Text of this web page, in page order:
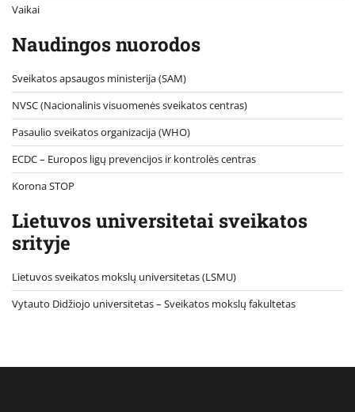
Vaikai
Naudingos nuorodos
Sveikatos apsaugos ministerija (SAM)
NVSC (Nacionalinis visuomenės sveikatos centras)
Pasaulio sveikatos organizacija (WHO)
ECDC – Europos ligų prevencijos ir kontrolės centras
Korona STOP
Lietuvos universitetai sveikatos
srityje
Lietuvos sveikatos mokslų universitetas (LSMU)
Vytauto Didžiojo universitetas– Sveikatos mokslų fakultetas